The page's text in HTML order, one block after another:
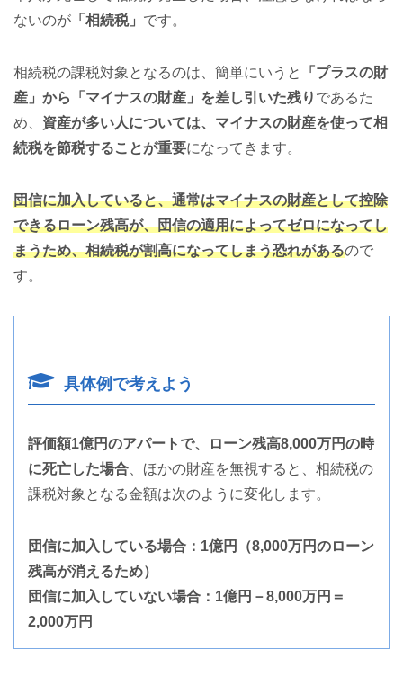
ないのが 「相続税」 です。
相続税の課税対象となるのは、簡単にいうと
「プラスの財
産」から「マイナスの財産」を差し引いた残り であるた
め、 資産が多い人については、マイナスの財産を使って相
続税を節税することが重要になってきます。
団信に加入していると、通常はマイナスの財産として控除
できるローン残高が、団信の適用によってゼロになってし
まうため、相続税が割高になってしまう恐れがあるので
す。
具体例で考えよう
評価額1億円のアパートで、ローン残高8,000万円の時
に死亡した場合 、ほかの財産を無視すると、相続税の
課税対象となる金額は次のように変化します。
団信に加入している場合：1億円（8,000万円のローン
残高が消えるため）
団信に加入していない場合：1億円－8,000万円＝
2,000万円